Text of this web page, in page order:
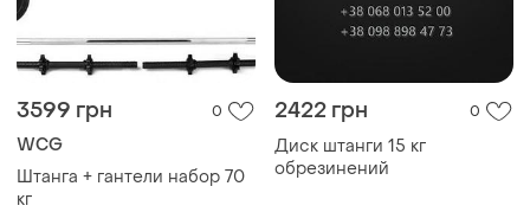
3599 грн 0
WCG
Штанга + гантели набор 70
кг
2422 грн 0
Диск штанги 15 кг
обрезинений